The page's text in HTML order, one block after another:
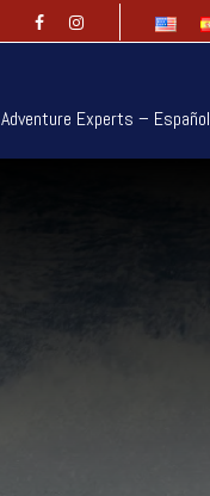
Adventure Experts – Español